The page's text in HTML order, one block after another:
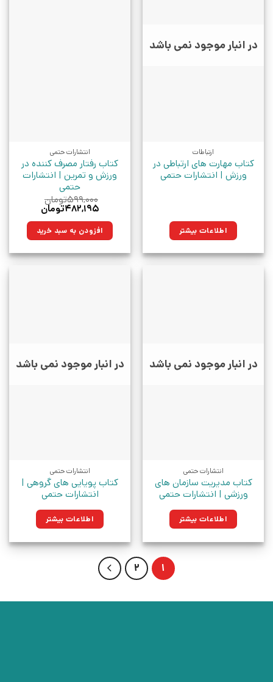
در انبار موجود نمی باشد
ارتباطات
کتاب مهارت های ارتباطی در
ورزش | انتشارات حتمی
اطلاعات بیشتر
انتشارات حتمی
کتاب رفتار مصرف کننده در
ورزش و تمرین | انتشارات
حتمی
۵۹۹,۰۰۰تومان
قیمت
۵۹۹,۰۰۰تومان
بود.
۴۸۲,۱۹۵تومان
۴۸۲,۱۹۵تومان.افزودن به سبد خرید
در انبار موجود نمی باشد
انتشارات حتمی
کتاب مدیریت سازمان های
ورزشی | انتشارات حتمی
اطلاعات بیشتر
در انبار موجود نمی باشد
انتشارات حتمی
کتاب پویایی های گروهی |
انتشارات حتمی
اطلاعات بیشتر
1
2